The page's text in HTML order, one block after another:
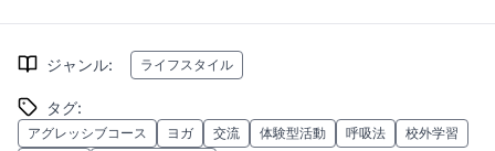
ジャンル: ライフスタイル
タグ:
アグレッシブコース ヨガ 交流 体験型活動 呼吸法
校外学習